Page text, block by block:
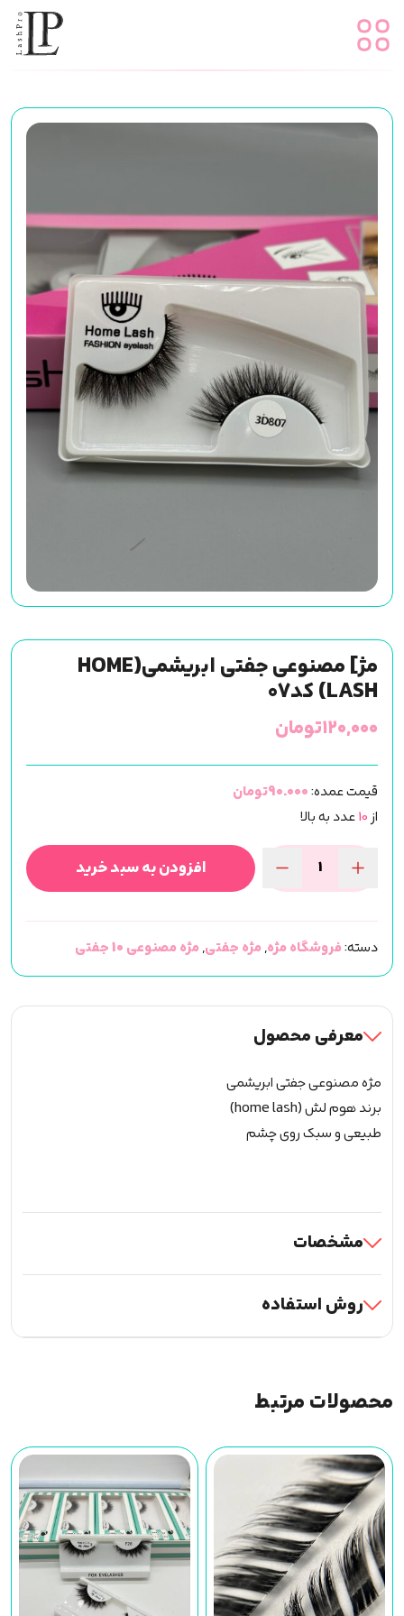
مژ] مصنوعی جفتی ابریشمی(HOME
LASH) کد07
۱۲۰,۰۰۰تومان
قیمت عمده:90.000تومان
از 10عدد به بالا
ابریشمی(HOME
LASH)
کد07
عدد
افزودن به سبد خرید
دسته:فروشگاه مژه,مژه جفتی,مژه مصنوعی 10 جفتی
معرفی محصول
مژه مصنوعی جفتی ابریشمی
برند هوم لش (home lash)
طبیعی و سبک روی چشم
مشخصات
روش استفاده
محصولات مرتبط